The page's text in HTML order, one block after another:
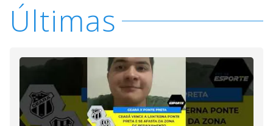
Últimas